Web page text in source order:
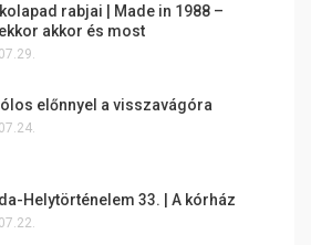
rabjai | Made in 1988 –
akkor és most
előnnyel a visszavágóra
Helytörténelem 33. | A kórház